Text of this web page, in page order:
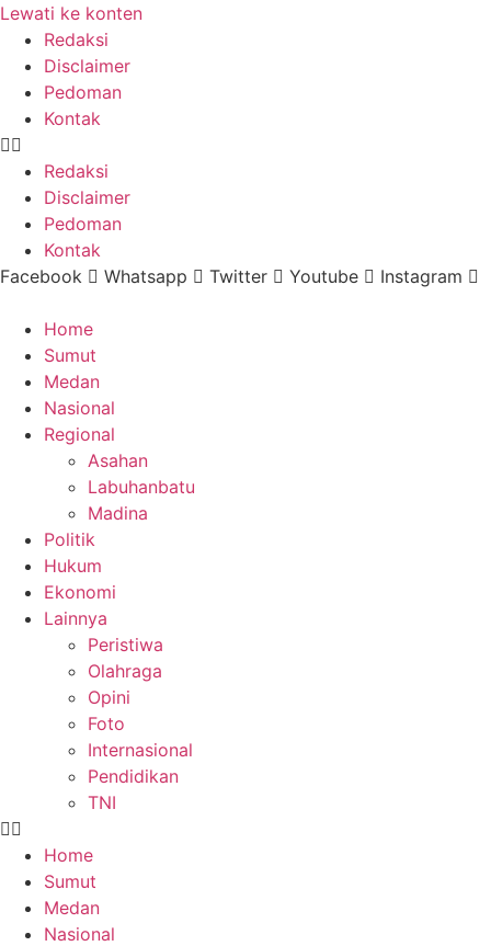
Lewati ke konten
Redaksi
Disclaimer
Pedoman
Kontak
Redaksi
Disclaimer
Pedoman
Kontak
Facebook
Whatsapp Twitter Youtube Instagram
Home
Sumut
Medan
Nasional
Regional
Asahan
Labuhanbatu
Madina
Politik
Hukum
Ekonomi
Lainnya
Peristiwa
Olahraga
Opini
Foto
Internasional
Pendidikan
TNI
Home
Sumut
Medan
Nasional